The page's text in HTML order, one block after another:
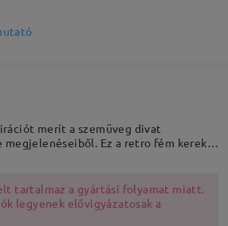
merít a szemüveg divat
megjelenéseiből. Ez a retro fém kerek
megjelenésedhez. Az
könnyű jellemző miatt ez lesz az első
viselethez.
tartalmaz a gyártási folyamat miatt.
legyenek elővigyázatosak a